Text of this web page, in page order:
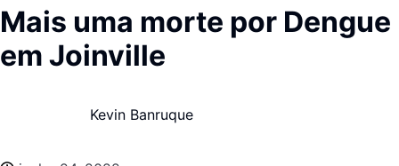
Mais uma morte por Dengue
em Joinville
Kevin Banruque